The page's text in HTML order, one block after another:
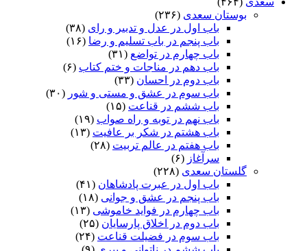
بوستان سعدی (۲۳۶)
باب اول در عدل و تدبیر و رای (۳۸)
باب پنجم در باب تسلیم و رضا (۱۶)
باب چهارم در تواضع (۳۱)
باب دهم در مناجات و ختم کتاب (۶)
باب دوم در احسان (۳۳)
باب سوم در عشق و مستی و شور (۳۰)
باب ششم در قناعت (۱۵)
باب نهم در توبه و راه صواب (۱۹)
باب هشتم در شکر بر عافیت (۱۳)
باب هفتم در عالم تربیت (۲۸)
سرآغاز (۶)
گلستان سعدی (۲۲۸)
باب اول در عبرت پادشاهان (۴۱)
باب پنجم در عشق و جوانى (۱۸)
باب چهارم در فواید خاموشى (۱۳)
باب دوم در اخلاق پارسایان (۲۵)
باب سوم در فضیلت قناعت (۲۴)